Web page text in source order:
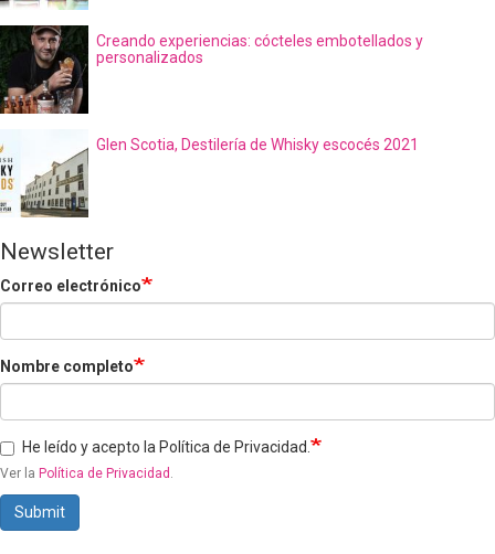
Creando experiencias: cócteles embotellados y
personalizados
Glen Scotia, Destilería de Whisky escocés 2021
Newsletter
Correo electrónico
Nombre completo
He leído y acepto la Política de Privacidad.
Ver la Política de Privacidad .
Submit